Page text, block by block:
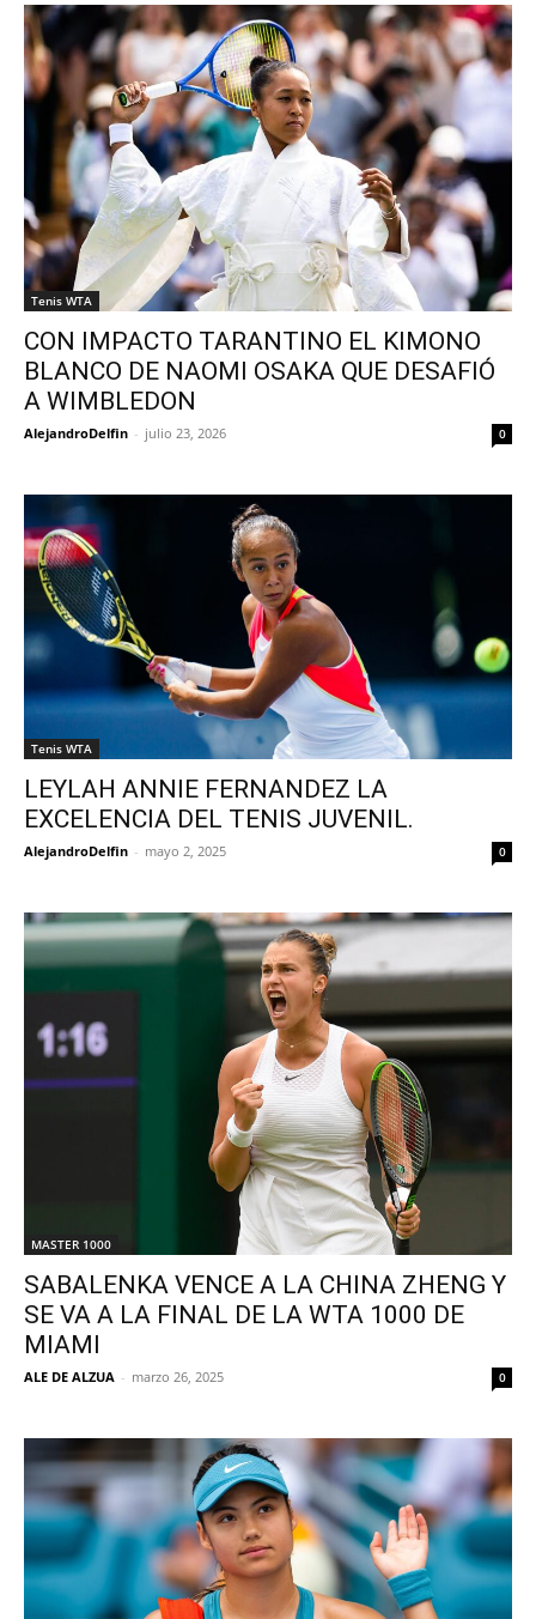
Tenis WTA
CON IMPACTO TARANTINO EL KIMONO
BLANCO DE NAOMI OSAKA QUE DESAFIÓ
A WIMBLEDON
AlejandroDelfin - julio 23, 2026 0
Tenis WTA
LEYLAH ANNIE FERNANDEZ LA
EXCELENCIA DEL TENIS JUVENIL.
AlejandroDelfin - mayo 2, 2025 0
MASTER 1000
SABALENKA VENCE A LA CHINA ZHENG Y
SE VA A LA FINAL DE LA WTA 1000 DE
MIAMI
ALE DE ALZUA - marzo 26, 2025 0